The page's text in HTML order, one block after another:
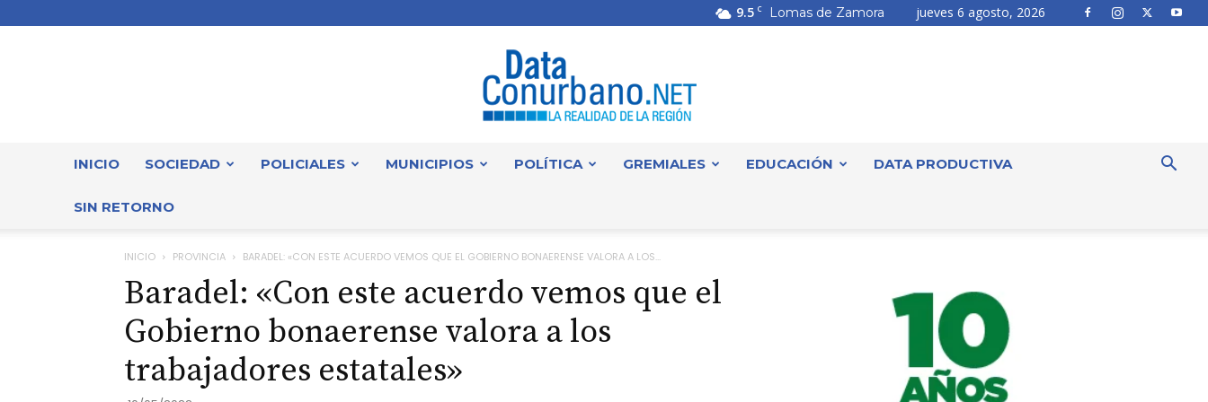
9.5 C Lomas de Zamora jueves 6 agosto, 2026
INICIO SOCIEDAD POLICIALES MUNICIPIOS POLÍTICA GREMIALES EDUCACIÓN DATA PRODUCTIVA
SIN RETORNO
INICIO PROVINCIA BARADEL: «CON ESTE ACUERDO VEMOS QUE EL GOBIERNO BONAERENSE VALORA A LOS...
Baradel: «Con este acuerdo vemos que el
Gobierno bonaerense valora a los
trabajadores estatales»